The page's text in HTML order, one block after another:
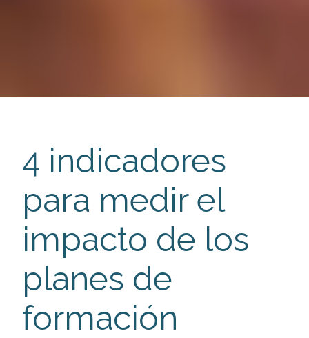
4 indicadores
para medir el
impacto de los
planes de
formación